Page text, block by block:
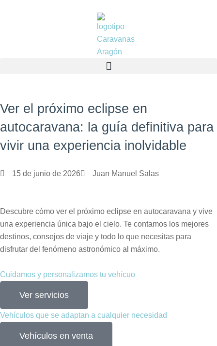
Ver el próximo eclipse en
autocaravana: la guía definitiva para
vivir una experiencia inolvidable
15 de junio de 2026 Juan Manuel Salas
Descubre cómo ver el próximo eclipse en autocaravana y vive
una experiencia única bajo el cielo. Te contamos los mejores
destinos, consejos de viaje y todo lo que necesitas para
disfrutar del fenómeno astronómico al máximo.
Cuidamos y personalizamos tu vehícuo
Ver servicios
Vehículos que se adaptan a cualquier necesidad
Vehículos en venta